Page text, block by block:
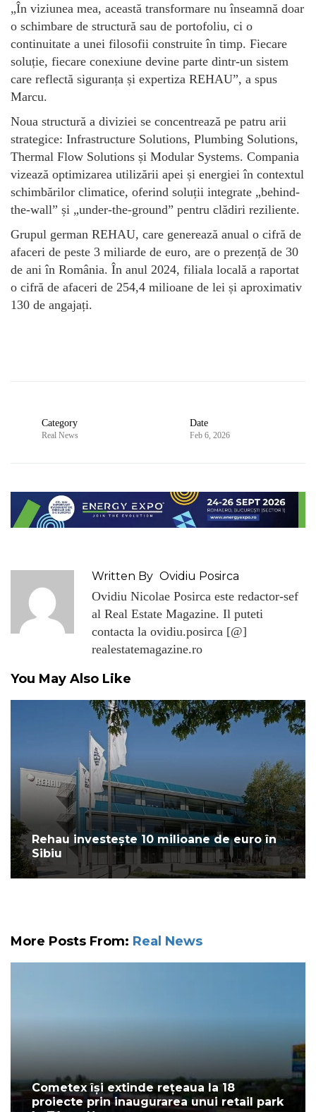
„În viziunea mea, această transformare nu înseamnă doar
o schimbare de structură sau de portofoliu, ci o
continuitate a unei filosofii construite în timp. Fiecare
soluție, fiecare conexiune devine parte dintr-un sistem
care reflectă siguranța și expertiza REHAU”, a spus
Marcu.
Noua structură a diviziei se concentrează pe patru arii
strategice: Infrastructure Solutions, Plumbing Solutions,
Thermal Flow Solutions și Modular Systems. Compania
vizează optimizarea utilizării apei și energiei în contextul
schimbărilor climatice, oferind soluții integrate „behind-
the-wall” și „under-the-ground” pentru clădiri reziliente.
Grupul german REHAU, care generează anual o cifră de
afaceri de peste 3 miliarde de euro, are o prezență de 30
de ani în România. În anul 2024, filiala locală a raportat
o cifră de afaceri de 254,4 milioane de lei și aproximativ
130 de angajați.
Category
Real News
Date
Feb 6, 2026
Written By Ovidiu Posirca
Ovidiu Nicolae Posirca este redactor-sef
al Real Estate Magazine. Il puteti
contacta la ovidiu.posirca [@]
realestatemagazine.ro
You May Also Like
Rehau investește 10 milioane de euro în
Sibiu
More Posts From: Real News
Cometex își extinde rețeaua la 18
proiecte prin inaugurarea unui retail park